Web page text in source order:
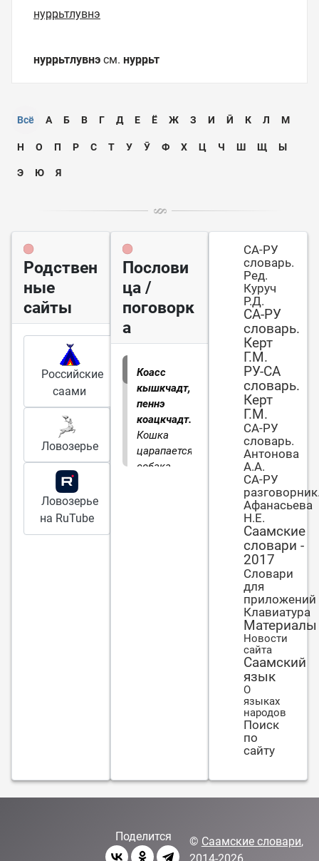
нуҏҏьтлувнэ
нуҏҏьтлувнэ см. нуҏҏьт
Всё А Б В Г Д Е Ё Ж З И Ӣ К Л М
Н О П Р С Т У Ӯ Ф Х Ц Ч Ш Щ Ы
Э Ю Я
Родствен
ные
сайты
Российские
саами
Ловозерье
Ловозерье
на RuTube
Послови
ца /
поговорк
а
Коасс
кышкчадт,
пеннэ
коацкчадт.
Кошка
царапается,
собака
СА-РУ
словарь.
Ред.
Куруч
Р.Д.
СА-РУ
словарь.
Керт
Г.М.
РУ-СА
словарь.
Керт
Г.М.
СА-РУ
словарь.
Антонова
А.А.
СА-РУ
Афанасьева
Н.Е.
Саамские
словари -
2017
Словари
для
приложений
Клавиатура
Материалы
Новости
сайта
Саамский
язык
О
языках
народов
Поиск
по
сайту
Поделится © Саамские словари,